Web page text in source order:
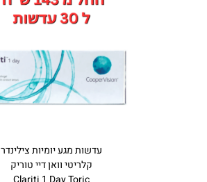
עדשות מגע יומיות צילינדר
קלריטי וואן דיי טוריק